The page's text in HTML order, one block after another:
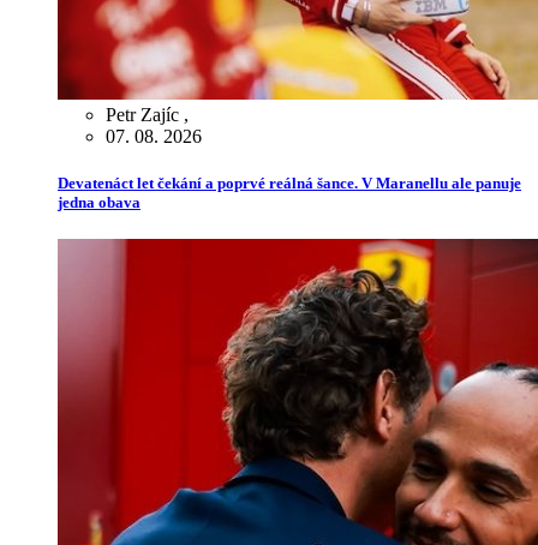
Petr Zajíc ,
07. 08. 2026
Devatenáct let čekání a poprvé reálná šance. V Maranellu ale panuje
jedna obava